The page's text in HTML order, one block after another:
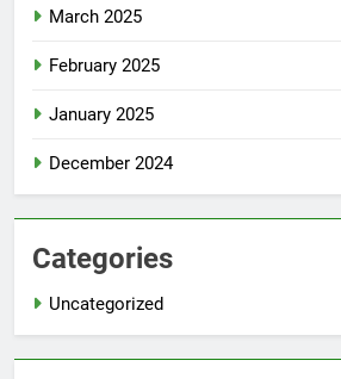
March 2025
February 2025
January 2025
December 2024
Categories
Uncategorized